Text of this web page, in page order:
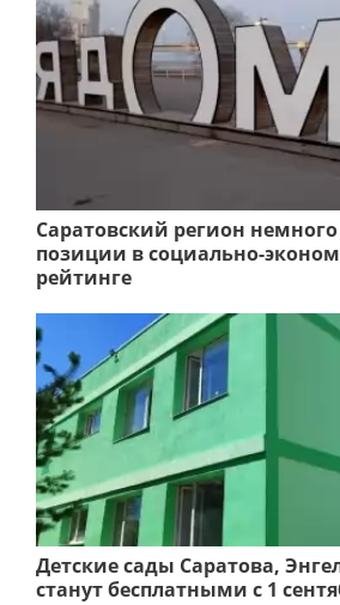
Саратовский регион
позиции в социально-
рейтинге
Детские сады Саратова,
станут бесплатными с 1